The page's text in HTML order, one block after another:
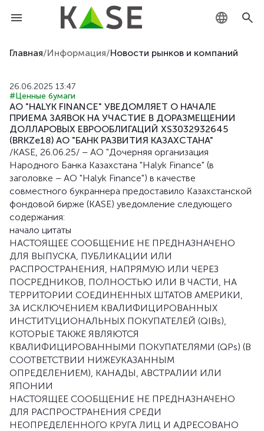
KZ
Главная/Информация/Новости рынков и компаний
26.06.2025 13:47
#Ценные бумаги
АО "HALYK FINANCE" УВЕДОМЛЯЕТ О НАЧАЛЕ
ПРИЕМА ЗАЯВОК НА УЧАСТИЕ В ДОРАЗМЕЩЕНИИ
ДОЛЛАРОВЫХ ЕВРООБЛИГАЦИЙ XS3032932645
(BRKZe18) АО "БАНК РАЗВИТИЯ КАЗАХСТАНА"
/KASE, 26.06.25/ – АО "Дочерняя организация
Народного Банка Казахстана "Halyk Finance" (в
заголовке – АО "Halyk Finance") в качестве
совместного букраннера предоставило Казахстанской
фондовой бирже (KASE) уведомление следующего
содержания:
начало цитаты
НАСТОЯЩЕЕ СООБЩЕНИЕ НЕ ПРЕДНАЗНАЧЕНО
ДЛЯ ВЫПУСКА, ПУБЛИКАЦИИ ИЛИ
РАСПРОСТРАНЕНИЯ, НАПРЯМУЮ ИЛИ ЧЕРЕЗ
ПОСРЕДНИКОВ, ПОЛНОСТЬЮ ИЛИ В ЧАСТИ, НА
ТЕРРИТОРИИ СОЕДИНЕННЫХ ШТАТОВ АМЕРИКИ,
ЗА ИСКЛЮЧЕНИЕМ КВАЛИФИЦИРОВАННЫХ
ИНСТИТУЦИОНАЛЬНЫХ ПОКУПАТЕЛЕЙ (QIBs),
КОТОРЫЕ ТАКЖЕ ЯВЛЯЮТСЯ
КВАЛИФИЦИРОВАННЫМИ ПОКУПАТЕЛЯМИ (QPs) (В
СООТВЕТСТВИИ НИЖЕУКАЗАННЫМ
ОПРЕДЕЛЕНИЕМ), КАНАДЫ, АВСТРАЛИИ ИЛИ
ЯПОНИИ
НАСТОЯЩЕЕ СООБЩЕНИЕ НЕ ПРЕДНАЗНАЧЕНО
ДЛЯ РАСПРОСТРАНЕНИЯ СРЕДИ
НЕОПРЕДЕЛЕННОГО КРУГА ЛИЦ И АДРЕСОВАНО